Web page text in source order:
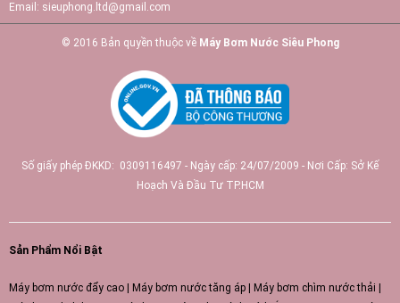
Email: sieuphong.ltd@gmail.com
© 2016 Bản quyền thuộc về Máy Bơm Nước Siêu Phong
Số giấy phép ĐKKD: 0309116497 - Ngày cấp: 24/07/2009 - Nơi Cấp: Sở Kế
Hoạch Và Đầu Tư TP.HCM
Sản Phẩm Nổi Bật
Máy bơm nước đẩy cao Máy bơm nước tăng áp Máy bơm chìm nước thải